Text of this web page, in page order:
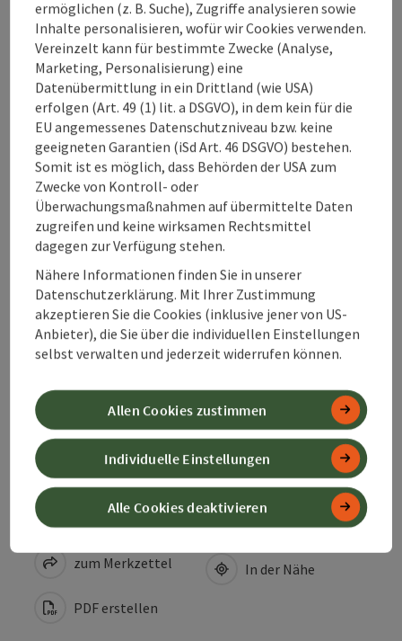
Tour und Routeninformationen
An der Strecke
Anreise/Lage
Eignung
Barrierefreiheit
Kontakt
Zustimmungserklärung
Beitrag merken
zum Merkzettel
PDF erstellen
Beitrag drucken
In der Nähe
ermöglichen (z. B. Suche), Zugriffe analysieren sowie
Inhalte personalisieren, wofür wir Cookies verwenden.
Vereinzelt kann für bestimmte Zwecke (Analyse,
Marketing, Personalisierung) eine
Datenübermittlung in ein Drittland (wie USA)
erfolgen (Art. 49 (1) lit. a DSGVO), in dem kein für die
EU angemessenes Datenschutzniveau bzw. keine
geeigneten Garantien (iSd Art. 46 DSGVO) bestehen.
Somit ist es möglich, dass Behörden der USA zum
Zwecke von Kontroll- oder
Überwachungsmaßnahmen auf übermittelte Daten
zugreifen und keine wirksamen Rechtsmittel
dagegen zur Verfügung stehen.
Nähere Informationen finden Sie in unserer
Datenschutzerklärung. Mit Ihrer Zustimmung
akzeptieren Sie die Cookies (inklusive jener von US-
Anbieter), die Sie über die individuellen Einstellungen
selbst verwalten und jederzeit widerrufen können.
Alle Cookies deaktivieren
Individuelle Einstellungen
Allen Cookies zustimmen